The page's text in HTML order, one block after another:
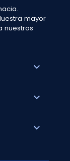
mayor
nuestros
expand_more
expand_more
expand_more